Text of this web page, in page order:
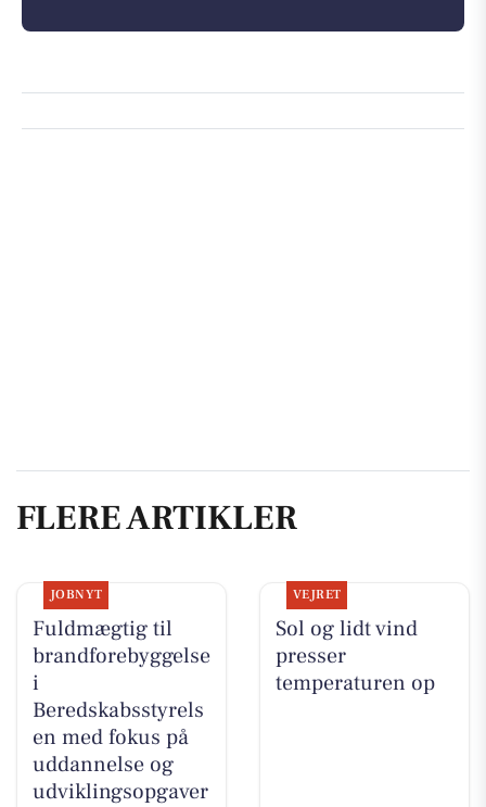
FLERE ARTIKLER
JOBNYT
Fuldmægtig til
brandforebyggelse
i
Beredskabsstyrels
en med fokus på
uddannelse og
udviklingsopgaver
VEJRET
Sol og lidt vind
presser
temperaturen op